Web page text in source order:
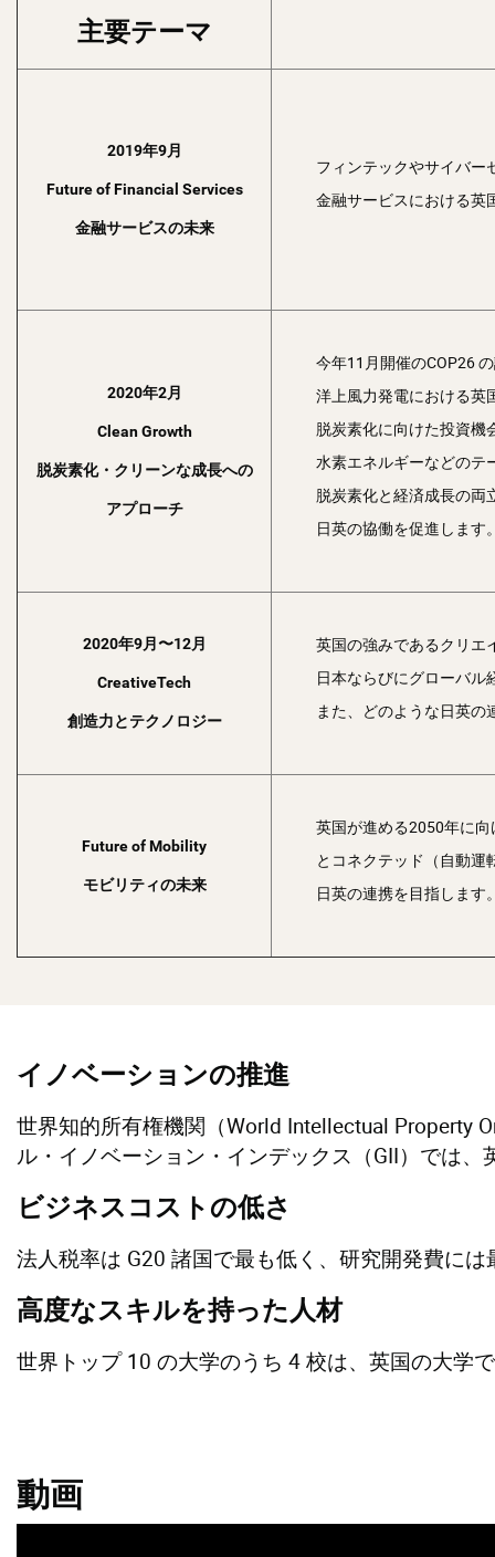
主要テーマ
2019年9月
Future of Financial Services
金融サービスの未来
フィンテックやサイバー
金融サービスにおける英
2020年2月
Clean Growth
脱炭素化・クリーンな成長への
アプローチ
今年11月開催のCOP26
洋上風力発電における英
脱炭素化に向けた投資機
水素エネルギーなどのテ
脱炭素化と経済成長の両
日英の協働を促進します
2020年9月〜12月
CreativeTech
創造力とテクノロジー
英国の強みであるクリエ
日本ならびにグローバル
また、どのような日英の
Future of Mobility
モビリティの未来
英国が進める2050年に
とコネクテッド（自動
日英の連携を目指します
イノベーションの推進
世界知的所有権機関（World Intellectual Property
ル・イノベーション・インデックス（GII）では
ビジネスコストの低さ
法人税率は G20 諸国で最も低く、研究開発費に
高度なスキルを持った人材
世界トップ 10 の大学のうち 4 校は、英国の大学
動画